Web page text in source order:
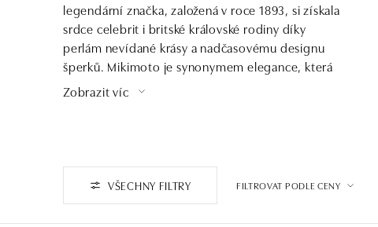
legendární značka, založená v roce 1893, si získala
srdce celebrit i britské královské rodiny díky
perlám nevídané krásy a nadčasovému designu
šperků. Mikimoto je synonymem elegance, která
přetrvává generace.
Zobrazit víc
VŠECHNY FILTRY FILTROVAT PODLE CENY